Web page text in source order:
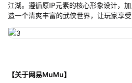
江湖。遵循原IP元素的核心形象设计，
造一个清爽丰富的武侠世界，让玩家享受
【关于网易MuMu】